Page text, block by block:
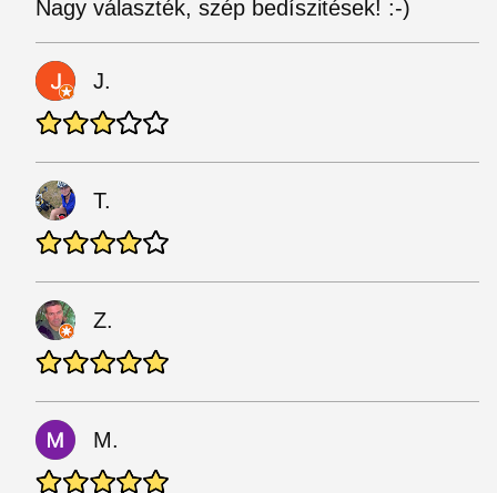
Nagy választék, szép bedíszitések! :-)
J.
T.
Z.
M.